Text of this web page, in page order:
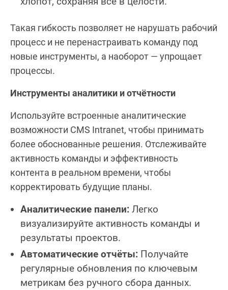
Такая гибкость позволяет не нарушать рабочий
процесс и не перенастраивать команду под
новые инструменты, а наоборот — упрощает
процессы.
Инструменты аналитики и отчётности
Используйте встроенные аналитические
возможности CMS Intranet, чтобы принимать
более обоснованные решения. Отслеживайте
активность команды и эффективность
контента в реальном времени, чтобы
корректировать будущие планы.
Аналитические панели: Легко
визуализируйте активность команды и
результаты проектов.
Автоматические отчёты: Получайте
регулярные обновления по ключевым
метрикам без ручного сбора данных.